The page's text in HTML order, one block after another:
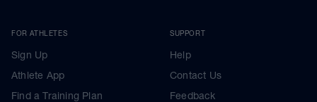
FOR ATHLETES
Sign Up
Athlete App
Find a Training Plan
SUPPORT
Help
Contact Us
Feedback